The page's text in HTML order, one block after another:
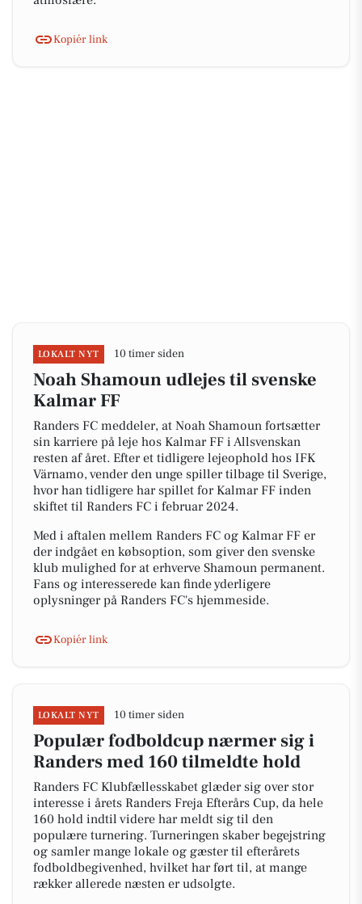
Kopiér link
LOKALT NYT 10 timer siden
Noah Shamoun udlejes til svenske
Kalmar FF
Randers FC meddeler, at Noah Shamoun fortsætter
sin karriere på leje hos Kalmar FF i Allsvenskan
resten af året. Efter et tidligere lejeophold hos IFK
Värnamo, vender den unge spiller tilbage til Sverige,
hvor han tidligere har spillet for Kalmar FF inden
skiftet til Randers FC i februar 2024.
Med i aftalen mellem Randers FC og Kalmar FF er
der indgået en købsoption, som giver den svenske
klub mulighed for at erhverve Shamoun permanent.
Fans og interesserede kan finde yderligere
oplysninger på Randers FC's hjemmeside.
Kopiér link
LOKALT NYT 10 timer siden
Populær fodboldcup nærmer sig i
Randers med 160 tilmeldte hold
Randers FC Klubfællesskabet glæder sig over stor
interesse i årets Randers Freja Efterårs Cup, da hele
160 hold indtil videre har meldt sig til den
populære turnering. Turneringen skaber begejstring
og samler mange lokale og gæster til efterårets
fodboldbegivenhed, hvilket har ført til, at mange
rækker allerede næsten er udsolgte.